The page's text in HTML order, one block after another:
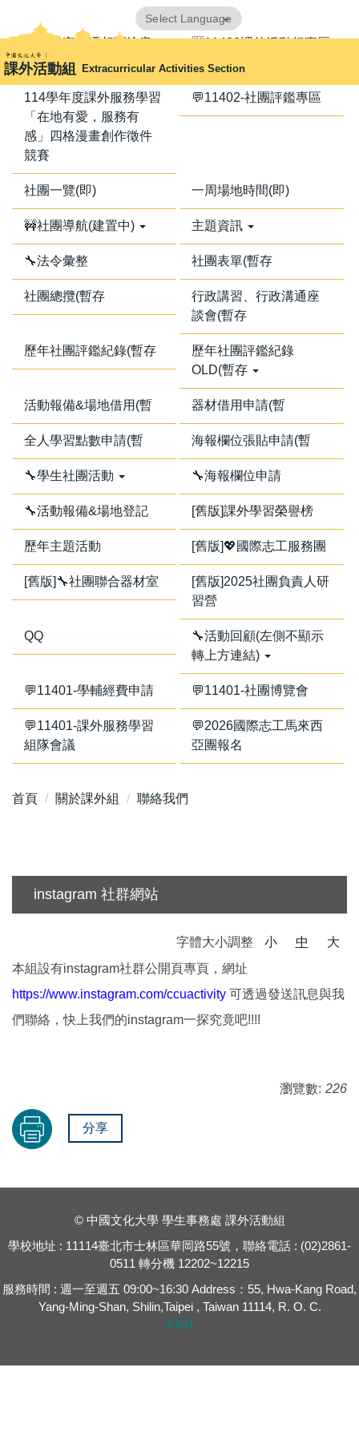
到
主
要
內
課外活動組 Extracurricular Activities Section
Translate
📢器材室搬遷相關注意
事項📢
🈺11402課外活動行事曆
114學年度課外服務學習
「在地有愛，服務有
感」四格漫畫創作徵件
競賽
💬11402-社團評鑑專區
社團一覽(即) 一周場地時間(即)
🚧社團導航(建置中) 主題資訊
🔧法令彙整 社團表單(暫存
社團總攬(暫存
行政講習、行政溝通座
談會(暫存
歷年社團評鑑紀錄(暫存
歷年社團評鑑紀錄
OLD(暫存
活動報備&場地借用(暫 器材借用申請(暫
全人學習點數申請(暫 海報欄位張貼申請(暫
🔧學生社團活動 🔧海報欄位申請
🔧活動報備&場地登記 [舊版]課外學習榮譽榜
歷年主題活動 [舊版]💖國際志工服務團
[舊版]🔧社團聯合器材室
[舊版]2025社團負責人研
習營
QQ
🔧活動回顧(左側不顯示
轉上方連結)
💬11401-學輔經費申請 💬11401-社團博覽會
💬11401-課外服務學習
組隊會議
💬2026國際志工馬來西
亞團報名
首頁 關於課外組 聯絡我們
instagram 社群網站
字體大小調整 小 中
大
本組設有instagram社群公開頁專頁，網址
https://www.instagram.com/ccuactivity 可透過發送訊息與我
們聯絡，快上我們的instagram一探究竟吧!!!!
瀏覽數: 226
分享
© 中國文化大學 學生事務處 課外活動組
學校地址 : 11114臺北市士林區華岡路55號，聯絡電話 : (02)2861-
0511 轉分機 12202~12215
服務時間 : 週一至週五 09:00~16:30 Address：55, Hwa-Kang Road,
Yang-Ming-Shan, Shilin,Taipei , Taiwan 11114, R. O. C.
CCU